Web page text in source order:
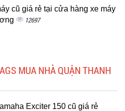
cũ giá rẻ tại cửa hàng xe máy
12697
MUA NHÀ QUẬN THANH
Exciter 150 cũ giá rẻ